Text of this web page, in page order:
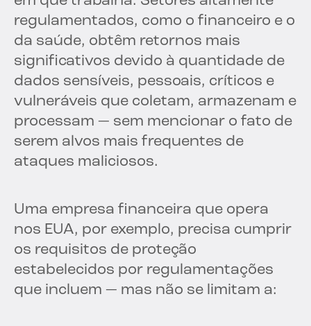
regulamentados, como o financeiro e o
da saúde, obtêm retornos mais
significativos devido à quantidade de
dados sensíveis, pessoais, críticos e
vulneráveis que coletam, armazenam e
processam — sem mencionar o fato de
serem alvos mais frequentes de
ataques maliciosos.
Uma empresa financeira que opera
nos EUA, por exemplo, precisa cumprir
os requisitos de proteção
estabelecidos por regulamentações
que incluem — mas não se limitam a: